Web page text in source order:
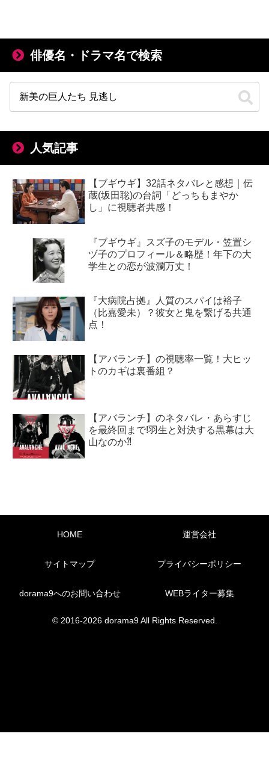
俳優名・ドラマ名で検索
人気記事
【ブギウギ】32話ネタバレと感想｜伝
蔵(坂田聡)の台詞「どっちもまやか
し」に視聴者共感！
『ブギウギ』スズ子のモデル・笠置シ
ヅ子のプロフィール＆略歴！年下の大
学生との恋が波瀾万丈！
『大病院占拠』人質のスパイは裕子
（比嘉愛未）？彼女と鬼を繋げる共通
点！
【アバランチ】の視聴率一覧！大ヒッ
トのカギは裏番組？
【アバランチ】のネタバレ・あらすじ
を最終回まで!羽生と対決する黒幕は大
山なのか⁈
HOME 運営会社
サイトマップ プライバシーポリシー
dorama9へのお問い合わせ WEBライター募集
© 2016-2026 dorama9 All Rights Reserved.